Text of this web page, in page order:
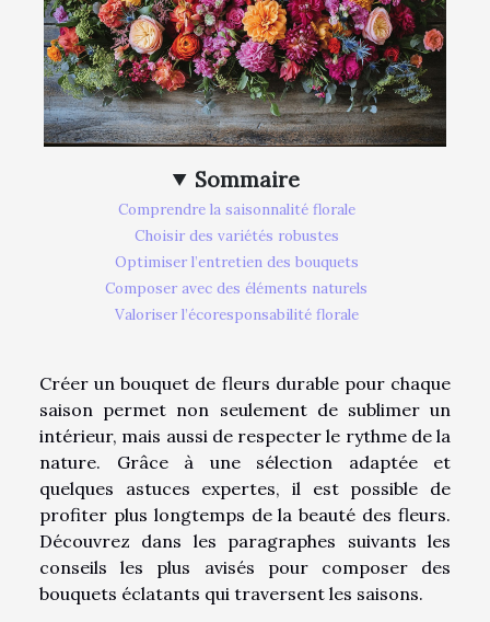
Sommaire
Comprendre la saisonnalité florale
Choisir des variétés robustes
Optimiser l’entretien des bouquets
Composer avec des éléments naturels
Valoriser l’écoresponsabilité florale
Créer un bouquet de fleurs durable pour chaque
saison permet non seulement de sublimer un
intérieur, mais aussi de respecter le rythme de la
nature. Grâce à une sélection adaptée et
quelques astuces expertes, il est possible de
profiter plus longtemps de la beauté des fleurs.
Découvrez dans les paragraphes suivants les
conseils les plus avisés pour composer des
bouquets éclatants qui traversent les saisons.